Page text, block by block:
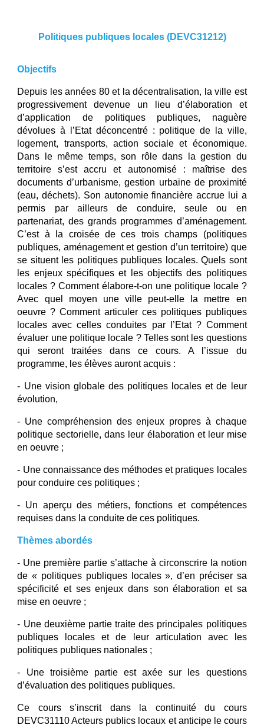
Politiques publiques locales (DEVC31212)
Objectifs
Depuis les années 80 et la décentralisation, la ville est
progressivement devenue un lieu d’élaboration et
d’application de politiques publiques, naguère
dévolues à l’Etat déconcentré : politique de la ville,
logement, transports, action sociale et économique.
Dans le même temps, son rôle dans la gestion du
territoire s’est accru et autonomisé : maîtrise des
documents d’urbanisme, gestion urbaine de proximité
(eau, déchets). Son autonomie financière accrue lui a
permis par ailleurs de conduire, seule ou en
partenariat, des grands programmes d’aménagement.
C’est à la croisée de ces trois champs (politiques
publiques, aménagement et gestion d’un territoire) que
se situent les politiques publiques locales. Quels sont
les enjeux spécifiques et les objectifs des politiques
locales ? Comment élabore-t-on une politique locale ?
Avec quel moyen une ville peut-elle la mettre en
oeuvre ? Comment articuler ces politiques publiques
locales avec celles conduites par l’Etat ? Comment
évaluer une politique locale ? Telles sont les questions
qui seront traitées dans ce cours. A l’issue du
programme, les élèves auront acquis :
- Une vision globale des politiques locales et de leur
évolution,
- Une compréhension des enjeux propres à chaque
politique sectorielle, dans leur élaboration et leur mise
en oeuvre ;
- Une connaissance des méthodes et pratiques locales
pour conduire ces politiques ;
- Un aperçu des métiers, fonctions et compétences
requises dans la conduite de ces politiques.
Thèmes abordés
- Une première partie s’attache à circonscrire la notion
de « politiques publiques locales », d’en préciser sa
spécificité et ses enjeux dans son élaboration et sa
mise en oeuvre ;
- Une deuxième partie traite des principales politiques
publiques locales et de leur articulation avec les
politiques publiques nationales ;
- Une troisième partie est axée sur les questions
d’évaluation des politiques publiques.
Ce cours s’inscrit dans la continuité du cours
DEVC31110 Acteurs publics locaux et anticipe le cours